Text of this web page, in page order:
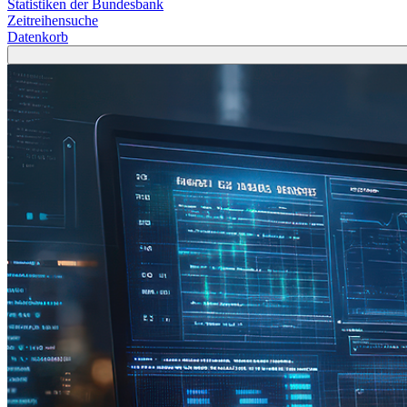
Statistiken der Bundesbank
Zeitreihensuche
Datenkorb